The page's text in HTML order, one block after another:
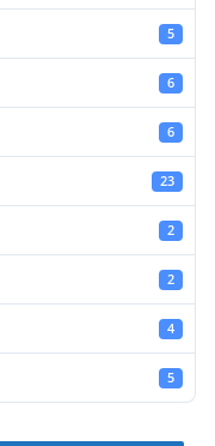
5
6
6
23
2
2
4
5